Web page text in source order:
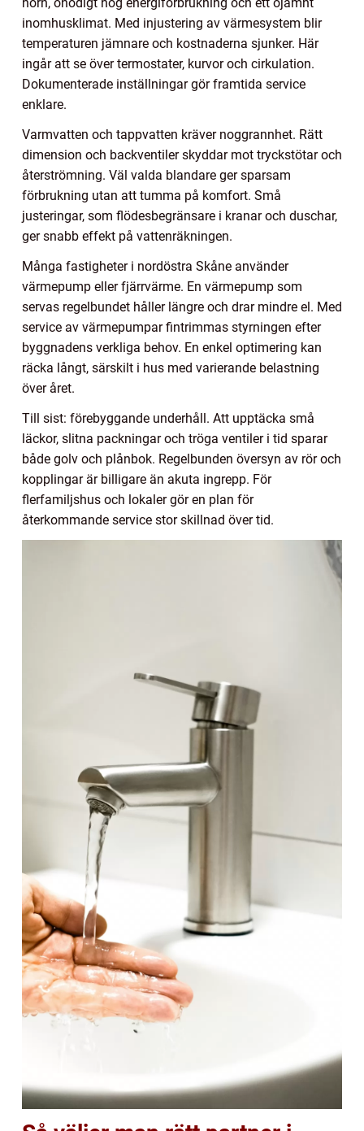
inomhusklimat. Med injustering av värmesystem blir
temperaturen jämnare och kostnaderna sjunker. Här
ingår att se över termostater, kurvor och cirkulation.
Dokumenterade inställningar gör framtida service
enklare.
Varmvatten och tappvatten kräver noggrannhet. Rätt
dimension och backventiler skyddar mot tryckstötar och
återströmning. Väl valda blandare ger sparsam
förbrukning utan att tumma på komfort. Små
justeringar, som flödesbegränsare i kranar och duschar,
ger snabb effekt på vattenräkningen.
Många fastigheter i nordöstra Skåne använder
värmepump eller fjärrvärme. En värmepump som
servas regelbundet håller längre och drar mindre el. Med
service av värmepumpar fintrimmas styrningen efter
byggnadens verkliga behov. En enkel optimering kan
räcka långt, särskilt i hus med varierande belastning
över året.
Till sist: förebyggande underhåll. Att upptäcka små
läckor, slitna packningar och tröga ventiler i tid sparar
både golv och plånbok. Regelbunden översyn av rör och
kopplingar är billigare än akuta ingrepp. För
flerfamiljshus och lokaler gör en plan för
återkommande service stor skillnad över tid.